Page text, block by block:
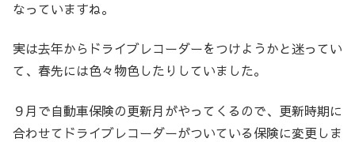
なっていますね。
実は去年からドライブレコーダーをつけようかと迷ってい
て、春先には色々物色したりしていました。
９月で自動車保険の更新月がやってくるので、更新時期に
合わせてドライブレコーダーがついている保険に変更しま